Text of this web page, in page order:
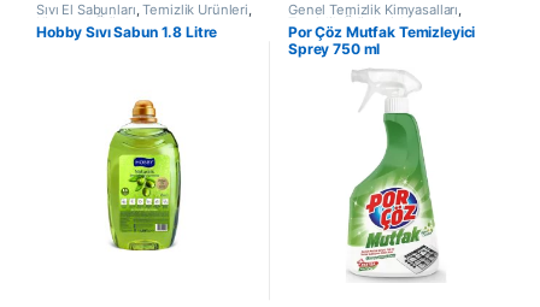
Sıvı El Sabunları,Temizlik Ürünleri,
Kimyasal Ürünler
Hobby Sıvı Sabun 1.8 Litre
Genel Temizlik Kimyasalları,
Temizlik Ürünleri ,Kimyasal
Ürünler
Por Çöz Mutfak Temizleyici
Sprey 750 ml